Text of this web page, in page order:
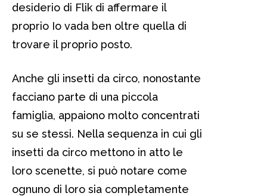
desiderio di Flik di affermare il
proprio Io vada ben oltre quella di
trovare il proprio posto.
Anche gli insetti da circo, nonostante
facciano parte di una piccola
famiglia, appaiono molto concentrati
su se stessi. Nella sequenza in cui gli
insetti da circo mettono in atto le
loro scenette, si può notare come
ognuno di loro sia completamente